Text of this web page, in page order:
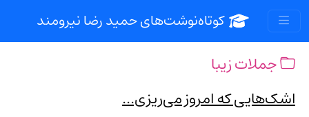
کوتاه‌نوشت‌های حمید رضا نیرومند
جملات زیبا
اشک‌هایی که امروز می‌ریزی...